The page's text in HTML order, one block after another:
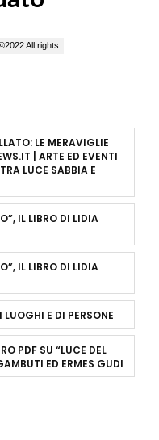
LE MERAVIGLIE
| ARTE ED EVENTI
LUCE SABBIA E
IL LIBRO DI LIDIA
IL LIBRO DI LIDIA
E DI PERSONE
PDF SU “LUCE DEL
ED ERMES GUDI